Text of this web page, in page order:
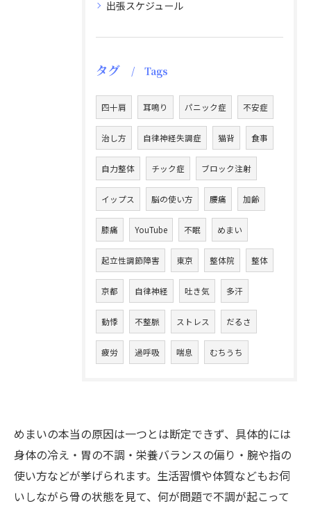
出張スケジュール
タグ Tags
四十肩 耳鳴り パニック症 不安症
治し方 自律神経失調症 猫背 食事
自力整体 チック症 ブロック注射
イップス 脳の使い方 腰痛 加齢
膝痛 YouTube 不眠 めまい
起立性調節障害 東京 整体院 整体
京都 自律神経 吐き気 多汗
動悸 不整脈 ストレス だるさ
疲労 過呼吸 喘息 むちうち
めまいの本当の原因は一つとは断定できず、具体的には
身体の冷え・胃の不調・栄養バランスの偏り・腕や指の
使い方などが挙げられます。生活習慣や体質などもお伺
いしながら骨の状態を見て、何が問題で不調が起こって